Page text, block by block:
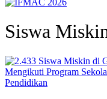
Siswa
Pendidikan